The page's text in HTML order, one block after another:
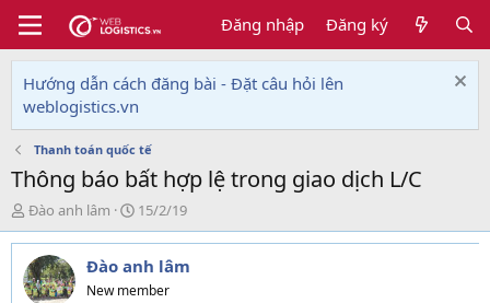
Đăng nhập Đăng ký
Hướng dẫn cách đăng bài - Đặt câu hỏi lên
weblogistics.vn
Thanh toán quốc tế
Thông báo bất hợp lệ trong giao dịch L/C
T
h
r
e
a
Đào anh lâm
N
g
à
y
g
15/2/19
Đào anh lâm
New member